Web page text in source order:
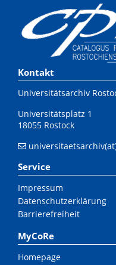
Kontakt
Universitätsarchiv
Universitätsplatz 1
18055 Rostock
Service
Impressum
Datenschutzerklärung
Barrierefreiheit
MyCoRe
Homepage